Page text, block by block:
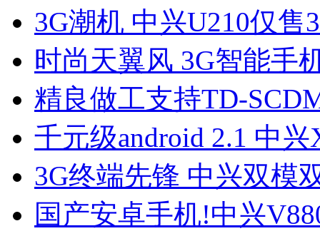
3G潮机 中兴U210仅售
时尚天翼风 3G智能手
精良做工支持TD-
千元级android 2.1 中兴
3G终端先锋 中兴双模
国产安卓手机!中兴